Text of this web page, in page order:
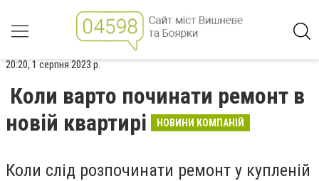
20:20, 1 серпня 2023 р.
Коли варто починати ремонт в
новій квартирі
НОВИНИ КОМПАНІЙ
Коли слід розпочинати ремонт у купленій